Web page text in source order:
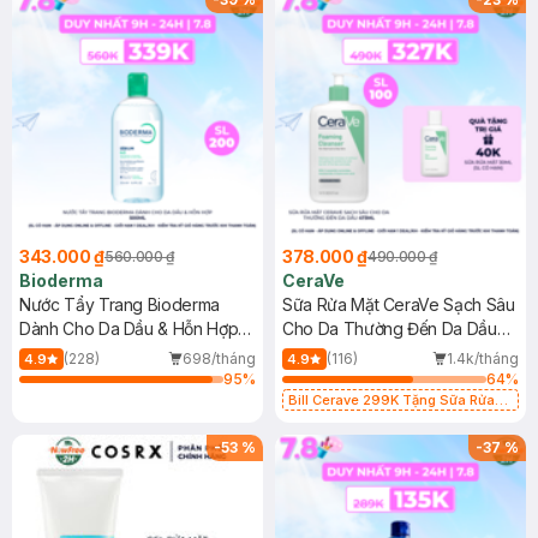
343.000 ₫560.000 ₫
Bioderma
Nước Tẩy Trang Bioderma
Dành Cho Da Dầu & Hỗn Hợp
500ml
4.9 (228)
698/tháng
95%
378.000 ₫490.000 ₫
CeraVe
Sữa Rửa Mặt CeraVe Sạch Sâu
Cho Da Thường Đến Da Dầu
473ml
4.9 (116)
1.4k/tháng
64%
Bill Cerave 299K Tặng Sữa Rửa
-53 % -37%